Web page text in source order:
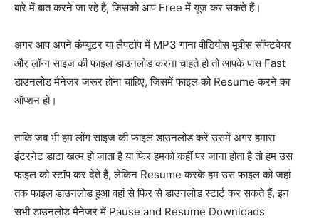
बारे में बात करने जा रहे है, जिसको आप Free में यूज कर सकते हैं।
अगर आप अपने कंप्यूटर या लैपटॉप में MP3 गाना वीडियोस मूवीस सॉफ्टवेयर
और लॉन्ग साइज की फाइल डाउनलोड करना चाहते हो तो आपके पास Fast
डाउनलोड मैनेजर जरूर होना चाहिए, जिसमें फाइल को Resume करने का
ऑप्शन हो।
ताकि जब भी हम लोंग साइज की फाइल डाउनलोड करें उसमें अगर हमारा
इंटरनेट डाटा खत्म हो जाता है या फिर हमको कहीं पर जाना होता है तो हम उस
फाइल को स्टॉप कर देते हैं, लेकिन Resume करके हम उस फाइल को जहां
तक फाइल डाउनलोड हुआ वहां से फिर से डाउनलोड स्टार्ट कर सकते हैं, इन
सभी डाउनलोड मैनेजर में Pause and Resume Downloads